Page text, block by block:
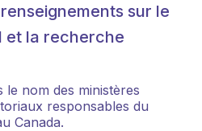
sur le
et la recherche
le nom des ministères
responsables du
Canada.